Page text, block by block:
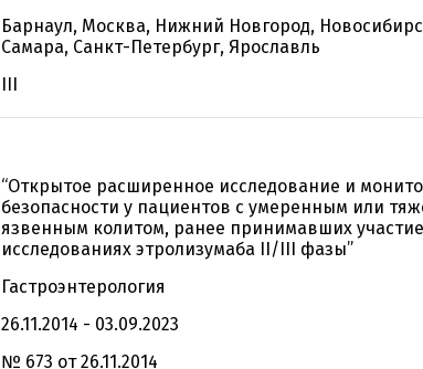
Барнаул, Москва, Нижний Новгород,
Самара, Санкт-Петербург, Ярославль
III
“Открытое расширенное исследование и
безопасности у пациентов с умеренным или
язвенным колитом, ранее принимавших
исследованиях этролизумаба II/III фазы”
Гастроэнтерология
26.11.2014 - 03.09.2023
№ 673 от 26.11.2014